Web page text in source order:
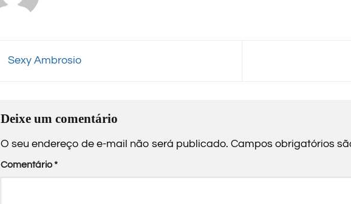
Sexy Ambrosio
Deixe um comentário
O seu endereço de e-mail não será publicado. Campos obrigatórios
Comentário*